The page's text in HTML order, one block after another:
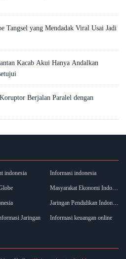
Tangsel yang Mendadak Viral Usai Jadi
Kacab Akui Hanya Andalkan
Berjalan Paralel dengan
indonesia Informasi indonesia
Masyarakat Ekonomi Indonesia
Jaringan Pendidikan Indonesia
Jaringan Informasi keuangan online